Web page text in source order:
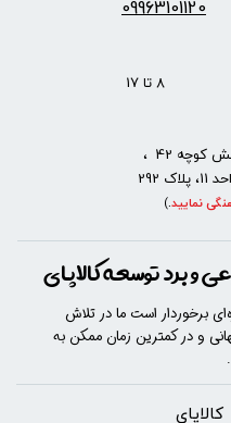
​​کالاپای
توسعه کالاپای
برخوردار است ما در تلاش
و در کمترین زمان ممکن به
09963101120
تا 17
42 ،
نمایید.
)